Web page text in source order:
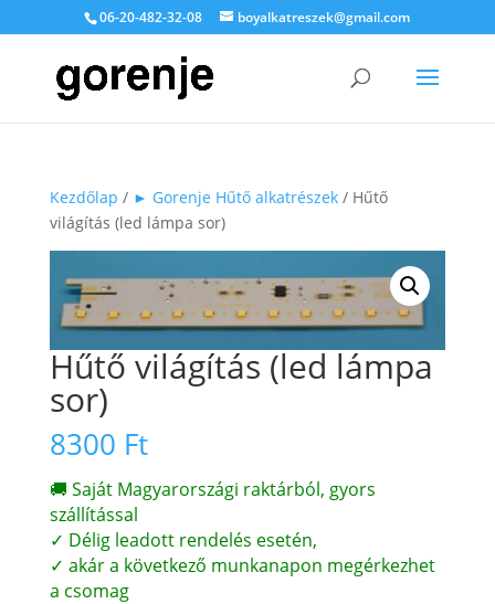
06-20-482-32-08 boyalkatreszek@gmail.com
Kezdőlap / ► Gorenje Hűtő alkatrészek/ Hűtő
világítás (led lámpa sor)
Hűtő világítás (led lámpa
sor)
8300 Ft
🚚 Saját Magyarországi raktárból, gyors
szállítással
✓ Délig leadott rendelés esetén,
✓ akár a következő munkanapon megérkezhet
a csomag